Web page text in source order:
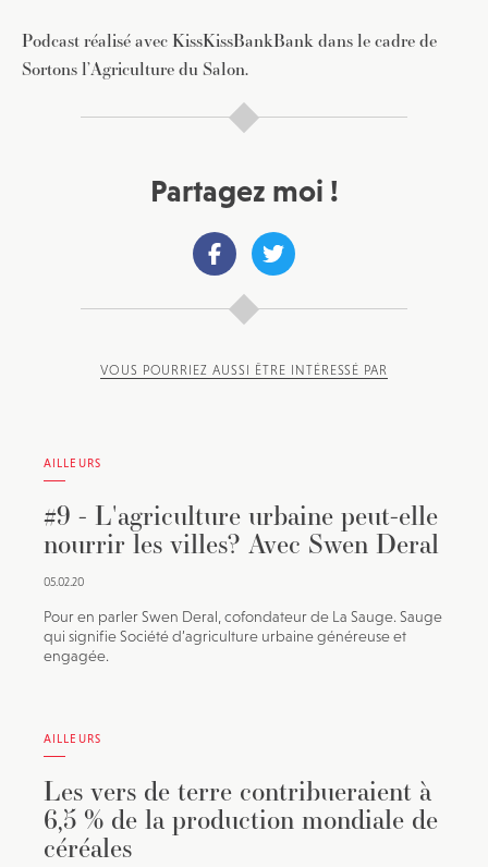
Podcast réalisé avec KissKissBankBank dans le cadre de
Sortons l’Agriculture du Salon.
Partagez moi !
VOUS POURRIEZ AUSSI ÊTRE INTÉRESSÉ PAR
AILLEURS
#9 - L'agriculture urbaine peut-elle
nourrir les villes? Avec Swen Deral
05.02.20
Pour en parler Swen Deral, cofondateur de La Sauge. Sauge
qui signifie Société d’agriculture urbaine généreuse et
engagée.
AILLEURS
Les vers de terre contribueraient à
6,5 % de la production mondiale de
céréales